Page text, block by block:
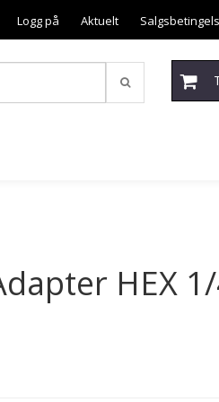
Logg på Aktuelt
HEX